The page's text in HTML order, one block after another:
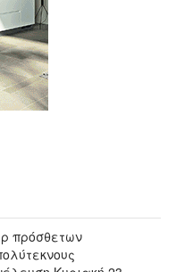
πρόσθετων